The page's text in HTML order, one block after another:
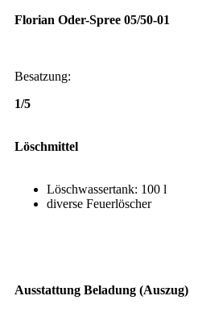
Florian Oder-Spree 05/50-01
Besatzung:
1/5
Löschmittel
Löschwassertank: 100 l
diverse Feuerlöscher
Ausstattung Beladung (Auszug)